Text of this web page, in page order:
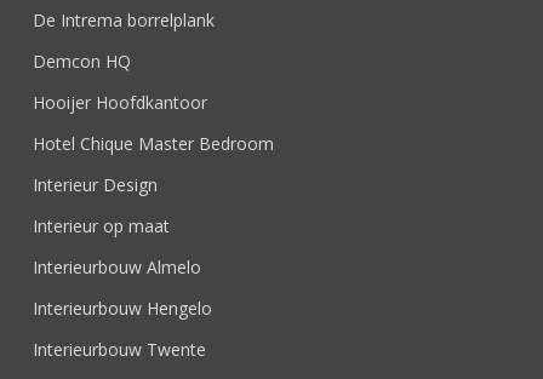
De Intrema borrelplank
Demcon HQ
Hooijer Hoofdkantoor
Hotel Chique Master Bedroom
Interieur Design
Interieur op maat
Interieurbouw Almelo
Interieurbouw Hengelo
Interieurbouw Twente